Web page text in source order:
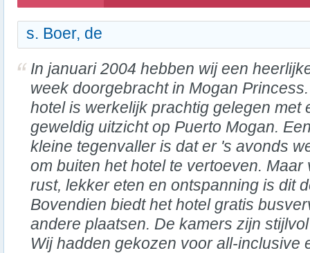
s. Boer, de
In januari 2004 hebben wij een
week doorgebracht in Mogan
hotel is werkelijk prachtig gelegen met
geweldig uitzicht op Puerto Mogan.
kleine tegenvaller is dat er 's avonds
om buiten het hotel te vertoeven.
rust, lekker eten en ontspanning is dit
Bovendien biedt het hotel gratis
andere plaatsen. De kamers zijn
Wij hadden gekozen voor all-inclusive